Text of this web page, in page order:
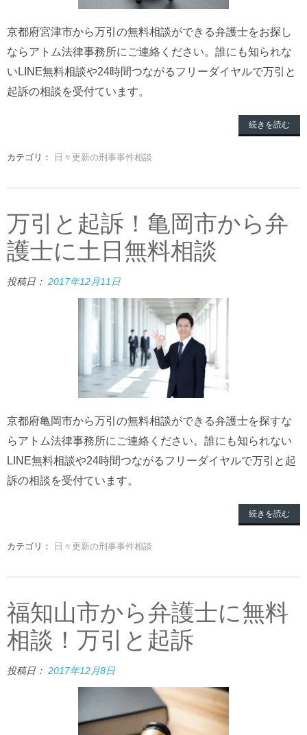
京都府宮津市から万引の無料相談ができる弁護士をお探し
ならアトム法律事務所にご連絡ください。誰にも知られな
いLINE無料相談や24時間つながるフリーダイヤルで万引と
起訴の相談を受付ています。
続きを読む
カテゴリ： 日々更新の刑事事件相談
万引と起訴！亀岡市から弁
護士に土日無料相談
投稿日： 2017年12月11日
京都府亀岡市から万引の無料相談ができる弁護士を探すな
らアトム法律事務所にご連絡ください。誰にも知られない
LINE無料相談や24時間つながるフリーダイヤルで万引と起
訴の相談を受付ています。
続きを読む
カテゴリ： 日々更新の刑事事件相談
福知山市から弁護士に無料
相談！万引と起訴
投稿日： 2017年12月8日